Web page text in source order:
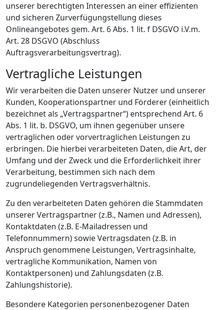
unserer berechtigten Interessen an einer effizienten
und sicheren Zurverfügungstellung dieses
Onlineangebotes gem. Art. 6 Abs. 1 lit. f DSGVO i.V.m.
Art. 28 DSGVO (Abschluss
Auftragsverarbeitungsvertrag).
Vertragliche Leistungen
Wir verarbeiten die Daten unserer Nutzer und unserer
Kunden, Kooperationspartner und Förderer (einheitlich
bezeichnet als „Vertragspartner“) entsprechend Art. 6
Abs. 1 lit. b. DSGVO, um ihnen gegenüber unsere
vertraglichen oder vorvertraglichen Leistungen zu
erbringen. Die hierbei verarbeiteten Daten, die Art, der
Umfang und der Zweck und die Erforderlichkeit ihrer
Verarbeitung, bestimmen sich nach dem
zugrundeliegenden Vertragsverhältnis.
Zu den verarbeiteten Daten gehören die Stammdaten
unserer Vertragspartner (z.B., Namen und Adressen),
Kontaktdaten (z.B. E-Mailadressen und
Telefonnummern) sowie Vertragsdaten (z.B. in
Anspruch genommene Leistungen, Vertragsinhalte,
vertragliche Kommunikation, Namen von
Kontaktpersonen) und Zahlungsdaten (z.B.
Zahlungshistorie).
Besondere Kategorien personenbezogener Daten